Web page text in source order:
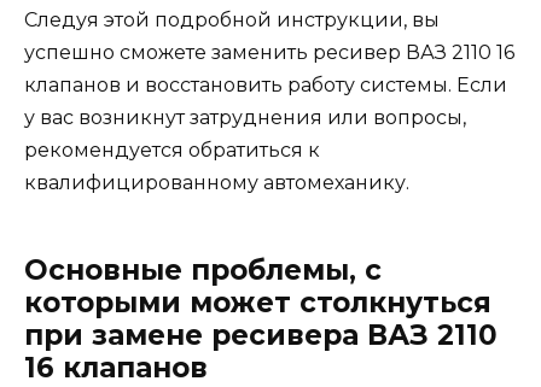
Следуя этой подробной инструкции, вы
успешно сможете заменить ресивер ВАЗ 2110 16
клапанов и восстановить работу системы. Если
у вас возникнут затруднения или вопросы,
рекомендуется обратиться к
квалифицированному автомеханику.
Основные проблемы, с
которыми может столкнуться
при замене ресивера ВАЗ 2110
16 клапанов